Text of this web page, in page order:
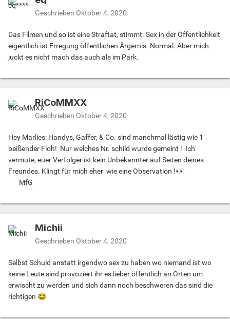
Geschrieben Oktober 4, 2020
Das Filmen und so ist eine Straftat, stimmt. Sex in der Öffentlichkeit
eigentlich ist Erregung öffentlichen Ärgernis. Normal. Aber mich
juckt es nicht mach das auch als im Park.
RiCoMMXX
Geschrieben Oktober 4, 2020
Hey Marlies: Handys, Gaffer, & Co. sind manchmal lästig wie 1
beißender Floh! Nur welches Nr. schild wurde gemeint ! Ich
vermute, euer Verfolger ist kein Unbekannter auf Seiten deines
Freundes. Klingt für mich eher wie eine Observation !👀
MfG
Michii
Geschrieben Oktober 4, 2020
Selbst Schuld anstatt irgendwo sex zu haben wo niemand ist wo
keine Leute sind provoziert ihr es lieber öffentlich an Orten um
erwischt zu werden und sich dann noch beschweren das sind die
richtigen 😂